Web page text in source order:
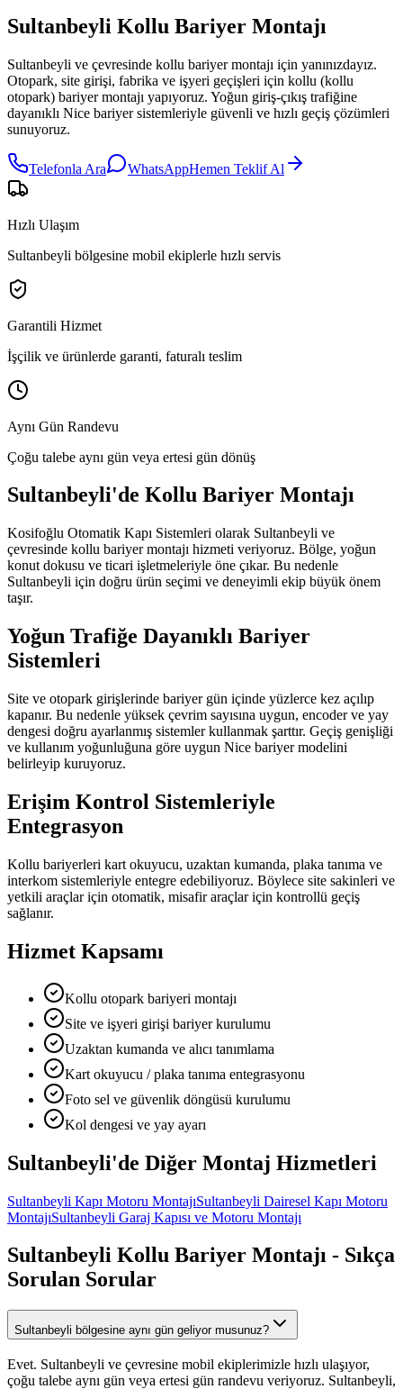
Sultanbeyli Kollu Bariyer Montajı
Sultanbeyli ve çevresinde kollu bariyer montajı için yanınızdayız.
Otopark, site girişi, fabrika ve işyeri geçişleri için kollu (kollu
otopark) bariyer montajı yapıyoruz. Yoğun giriş-çıkış trafiğine
dayanıklı Nice bariyer sistemleriyle güvenli ve hızlı geçiş çözümleri
sunuyoruz.
Telefonla Ara WhatsAppHemen Teklif Al
Hızlı Ulaşım
Sultanbeyli bölgesine mobil ekiplerle hızlı servis
Garantili Hizmet
İşçilik ve ürünlerde garanti, faturalı teslim
Aynı Gün Randevu
Çoğu talebe aynı gün veya ertesi gün dönüş
Sultanbeyli'de Kollu Bariyer Montajı
Kosifoğlu Otomatik Kapı Sistemleri olarak Sultanbeyli ve
çevresinde kollu bariyer montajı hizmeti veriyoruz. Bölge, yoğun
konut dokusu ve ticari işletmeleriyle öne çıkar. Bu nedenle
Sultanbeyli için doğru ürün seçimi ve deneyimli ekip büyük önem
taşır.
Yoğun Trafiğe Dayanıklı Bariyer
Sistemleri
Site ve otopark girişlerinde bariyer gün içinde yüzlerce kez açılıp
kapanır. Bu nedenle yüksek çevrim sayısına uygun, encoder ve yay
dengesi doğru ayarlanmış sistemler kullanmak şarttır. Geçiş genişliği
ve kullanım yoğunluğuna göre uygun Nice bariyer modelini
belirleyip kuruyoruz.
Erişim Kontrol Sistemleriyle
Entegrasyon
Kollu bariyerleri kart okuyucu, uzaktan kumanda, plaka tanıma ve
interkom sistemleriyle entegre edebiliyoruz. Böylece site sakinleri ve
yetkili araçlar için otomatik, misafir araçlar için kontrollü geçiş
sağlanır.
Hizmet Kapsamı
Kollu otopark bariyeri montajı
Site ve işyeri girişi bariyer kurulumu
Uzaktan kumanda ve alıcı tanımlama
Kart okuyucu / plaka tanıma entegrasyonu
Foto sel ve güvenlik döngüsü kurulumu
Kol dengesi ve yay ayarı
Sultanbeyli'de Diğer Montaj Hizmetleri
Sultanbeyli Kapı Motoru MontajıSultanbeyli Dairesel Kapı Motoru
MontajıSultanbeyli Garaj Kapısı ve Motoru Montajı
Sultanbeyli Kollu Bariyer Montajı - Sıkça
Sorulan Sorular
Sultanbeyli bölgesine aynı gün geliyor musunuz?
Evet. Sultanbeyli ve çevresine mobil ekiplerimizle hızlı ulaşıyor,
çoğu talebe aynı gün veya ertesi gün randevu veriyoruz. Sultanbeyli,